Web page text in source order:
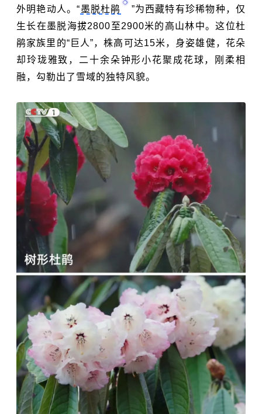
外明艳动人。“墨脱杜鹃
”为西藏特有珍稀物种，仅
生长在墨脱海拔2800至2900米的高山林中。这位杜
鹃家族里的“巨人”，株高可达15米，身姿雄健，花朵
却玲珑雅致，二十余朵钟形小花聚成花球，刚柔相
融，勾勒出了雪域的独特风貌。